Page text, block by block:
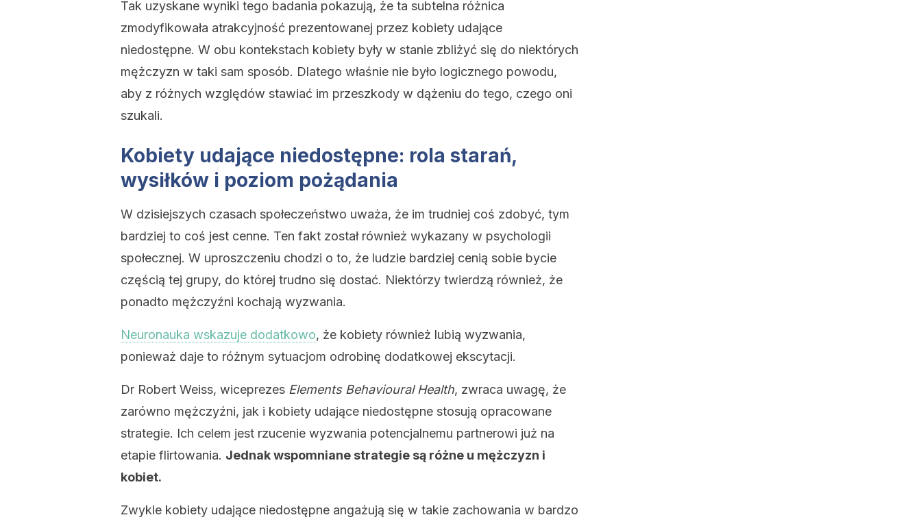
Tak uzyskane wyniki tego badania pokazują, że ta subtelna różnica
zmodyfikowała atrakcyjność prezentowanej przez kobiety udające
niedostępne. W obu kontekstach kobiety były w stanie zbliżyć się do niektórych
mężczyzn w taki sam sposób. Dlatego właśnie nie było logicznego powodu,
aby z różnych względów stawiać im przeszkody w dążeniu do tego, czego oni
szukali.
Kobiety udające niedostępne: rola starań,
wysiłków i poziom pożądania
W dzisiejszych czasach społeczeństwo uważa, że im trudniej coś zdobyć, tym
bardziej to coś jest cenne. Ten fakt został również wykazany w psychologii
społecznej. W uproszczeniu chodzi o to, że ludzie bardziej cenią sobie bycie
częścią tej grupy, do której trudno się dostać. Niektórzy twierdzą również, że
ponadto mężczyźni kochają wyzwania.
Neuronauka wskazuje dodatkowo, że kobiety również lubią wyzwania,
ponieważ daje to różnym sytuacjom odrobinę dodatkowej ekscytacji.
Dr Robert Weiss, wiceprezes Elements Behavioural Health, zwraca uwagę, że
zarówno mężczyźni, jak i kobiety udające niedostępne stosują opracowane
strategie. Ich celem jest rzucenie wyzwania potencjalnemu partnerowi już na
etapie flirtowania. Jednak wspomniane strategie są różne u mężczyzn i
kobiet.
Zwykle kobiety udające niedostępne angażują się w takie zachowania w bardzo